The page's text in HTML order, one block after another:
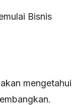
Bisnis
mengetahui